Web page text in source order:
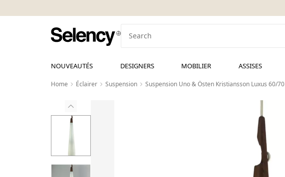
NOUVEAUTÉS DESIGNERS MOBILIER ASSISES
Home Éclairer Suspension Suspension Uno & Östen Kristiansson Luxus 60/70